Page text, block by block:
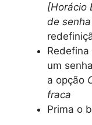
[Horácio
de senha
um
a opção
fraca
Prima o